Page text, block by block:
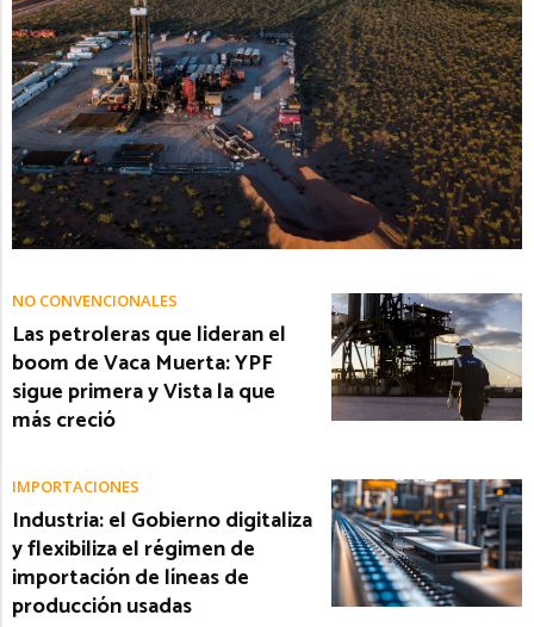
NO CONVENCIONALES
Las petroleras que lideran el
boom de Vaca Muerta: YPF
sigue primera y Vista la que
más creció
IMPORTACIONES
Industria: el Gobierno digitaliza
y flexibiliza el régimen de
importación de líneas de
producción usadas